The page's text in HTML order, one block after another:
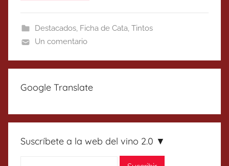
Destacados, Ficha de Cata, Tintos
Un comentario
Google Translate
Suscríbete a la web del vino 2.0 ▼